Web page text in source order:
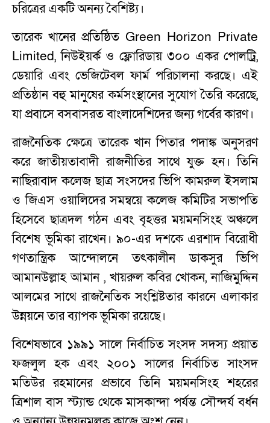
চরিত্রের একটি অনন্য বৈশিষ্ট্য।
তারেক খানের প্রতিষ্ঠিত Green Horizon Private
Limited, নিউইয়র্ক ও ফ্লোরিডায় ৩০০ একর পোলট্রি,
ডেয়ারি এবং ভেজিটেবল ফার্ম পরিচালনা করছে। এই
প্রতিষ্ঠান বহু মানুষের কর্মসংস্থানের সুযোগ তৈরি করেছে,
যা প্রবাসে বসবাসরত বাংলাদেশিদের জন্য গর্বের কারণ।
রাজনৈতিক ক্ষেত্রে তারেক খান পিতার পদাঙ্ক অনুসরণ
করে জাতীয়তাবাদী রাজনীতির সাথে যুক্ত হন। তিনি
নাছিরাবাদ কলেজ ছাত্র সংসদের ভিপি কামরুল ইসলাম
ও জিএস ওয়ালিদের সমন্বয়ে কলেজ কমিটির সভাপতি
হিসেবে ছাত্রদল গঠন এবং বৃহত্তর ময়মনসিংহ অঞ্চলে
বিশেষ ভূমিকা রাখেন। ৯০-এর দশকে এরশাদ বিরোধী
গণতান্ত্রিক আন্দোলনে তৎকালীন ডাকসুর ভিপি
আমানউল্লাহ আমান , খায়রুল কবির খোকন, নাজিমুদ্দিন
আলমের সাথে রাজনৈতিক সংশ্লিষ্টতার কারনে এলাকার
উন্নয়নে তার ব্যাপক ভূমিকা রয়েছে।
বিশেষভাবে ১৯৯১ সালে নির্বাচিত সংসদ সদস্য প্রয়াত
ফজলুল হক এবং ২০০১ সালের নির্বাচিত সাংসদ
মতিউর রহমানের প্রভাবে তিনি ময়মনসিংহ শহরের
ত্রিশাল বাস স্ট্যান্ড থেকে মাসকান্দা পর্যন্ত সৌন্দর্য বর্ধন